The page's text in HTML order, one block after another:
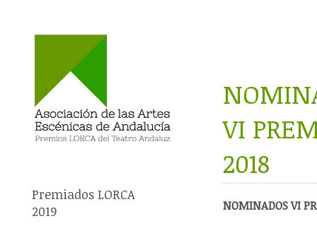
Premiados LORCA
2019
VI
2018
NOMINADOS VI